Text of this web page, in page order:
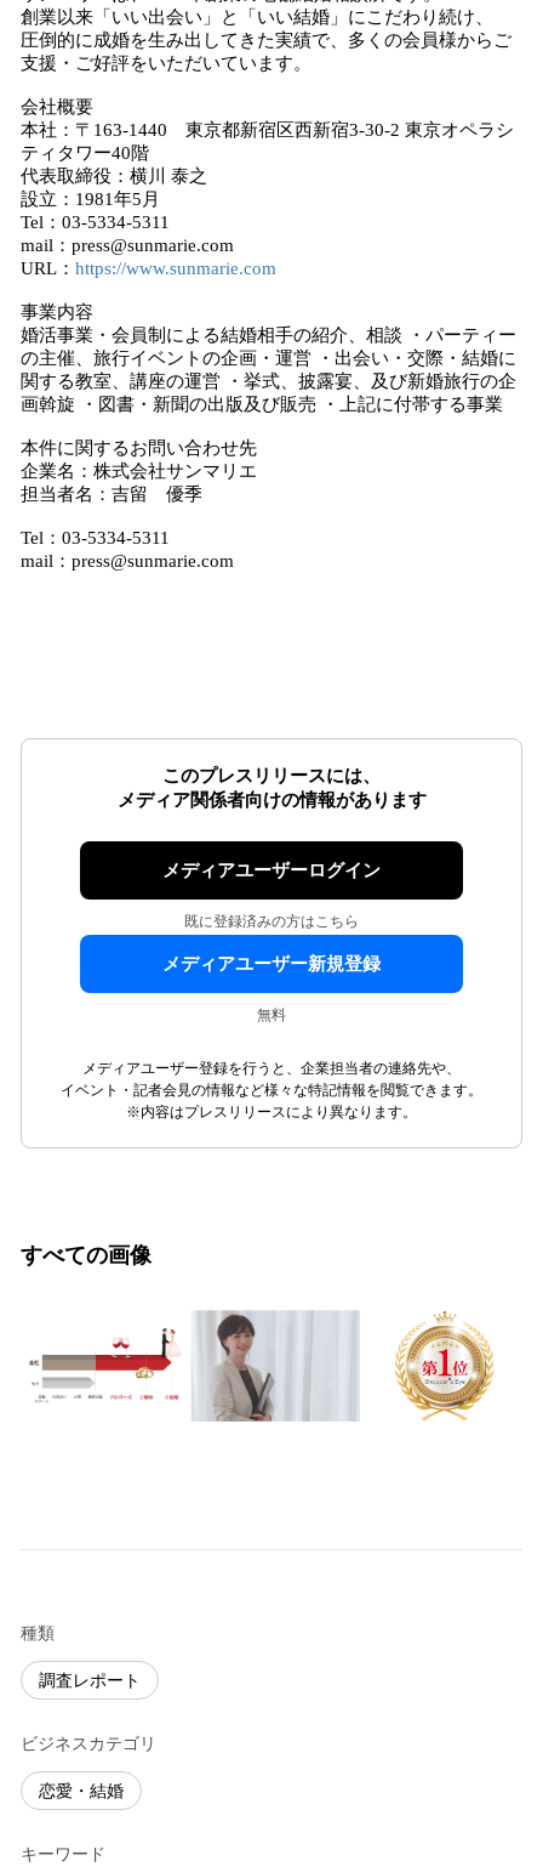
創業以来「いい出会い」と「いい結婚」にこだわり続け、
圧倒的に成婚を生み出してきた実績で、多くの会員様からご
支援・ご好評をいただいています。
会社概要
本社：〒163-1440 東京都新宿区西新宿3-30-2 東京オペラシ
ティタワー40階
代表取締役：横川 泰之
設立：1981年5月
Tel：03-5334-5311
mail：press@sunmarie.com
URL： https://www.sunmarie.com
事業内容
婚活事業・会員制による結婚相手の紹介、相談 ・パーティー
の主催、旅行イベントの企画・運営 ・出会い・交際・結婚に
関する教室、講座の運営 ・挙式、披露宴、及び新婚旅行の企
画斡旋 ・図書・新聞の出版及び販売 ・上記に付帯する事業
本件に関するお問い合わせ先
企業名：株式会社サンマリエ
担当者名：吉留 優季
Tel：03-5334-5311
mail：press@sunmarie.com
このプレスリリースには、
メディア関係者向けの情報があります
メディアユーザーログイン
既に登録済みの方はこちら
メディアユーザー新規登録
無料
メディアユーザー登録を行うと、企業担当者の連絡先や、
イベント・記者会見の情報など様々な特記情報を閲覧できます。
※内容はプレスリリースにより異なります。
すべての画像
種類
調査レポート
ビジネスカテゴリ
恋愛・結婚
キーワード